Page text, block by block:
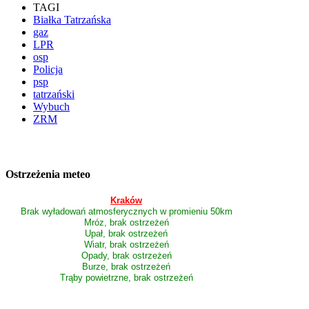
TAGI
Białka Tatrzańska
gaz
LPR
osp
Policja
psp
tatrzański
Wybuch
ZRM
Ostrzeżenia meteo
Kraków
Brak wyładowań atmosferycznych w promieniu 50km
Mróz, brak ostrzeżeń
Upał, brak ostrzeżeń
Wiatr, brak ostrzeżeń
Opady, brak ostrzeżeń
Burze, brak ostrzeżeń
Trąby powietrzne, brak ostrzeżeń